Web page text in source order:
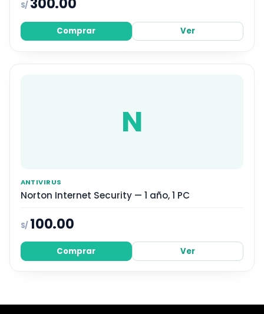
S/
Comprar Ver
N
ANTIVIRUS
Norton Internet Security — 1 año, 1 PC
S/ 100.00
Comprar Ver